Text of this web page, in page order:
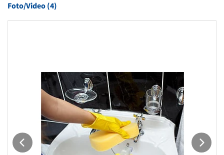
Foto/Video (4)